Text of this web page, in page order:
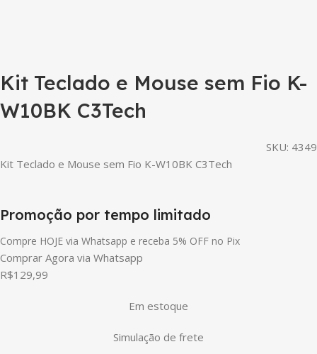
Kit Teclado e Mouse sem Fio K-
W10BK C3Tech
SKU: 4349
Kit Teclado e Mouse sem Fio K-W10BK C3Tech
Promoção por tempo limitado
Compre HOJE via Whatsapp e receba 5% OFF no Pix
Comprar Agora via Whatsapp
R$129,99
Em estoque
Simulação de frete